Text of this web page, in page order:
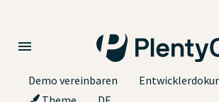
Demo vereinbaren